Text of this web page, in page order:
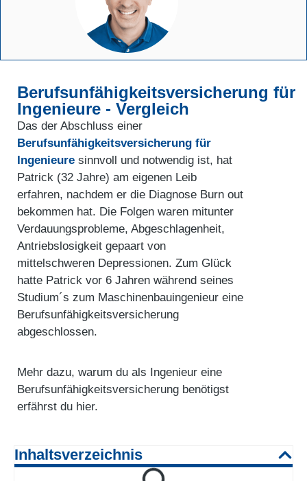
Berufsunfähigkeits­versicherung für
Ingenieure - Vergleich
Das der Abschluss einer
Berufsunfähigkeitsversicherung für
Ingenieure sinnvoll und notwendig ist, hat
Patrick (32 Jahre) am eigenen Leib
erfahren, nachdem er die Diagnose Burn out
bekommen hat. Die Folgen waren mitunter
Verdauungsprobleme, Abgeschlagenheit,
Antriebslosigkeit gepaart von
mittelschweren Depressionen. Zum Glück
hatte Patrick vor 6 Jahren während seines
Studium´s zum Maschinenbauingenieur eine
Berufsunfähigkeitsversicherung
abgeschlossen.
Mehr dazu, warum du als Ingenieur eine
Berufs­unfähigkeitsversicherung benötigst
erfährst du hier.
Inhaltsverzeichnis